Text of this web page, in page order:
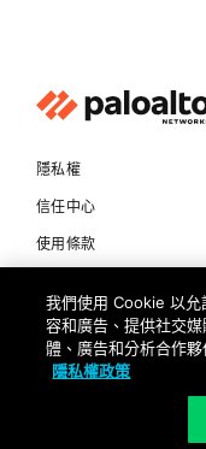
隱私權
信任中心
使用條款
Copyright © 2026
我們使用 Cookie 以允
容和廣告、提供社交
體、廣告和分析合作
隱私權政策